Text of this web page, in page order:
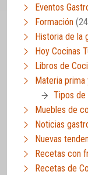
Eventos
Formación
Historia de la
Hoy Cocinas
Libros de
Materia
Tipos de
Muebles de
Noticias
Nuevas
Recetas con
Recetas de